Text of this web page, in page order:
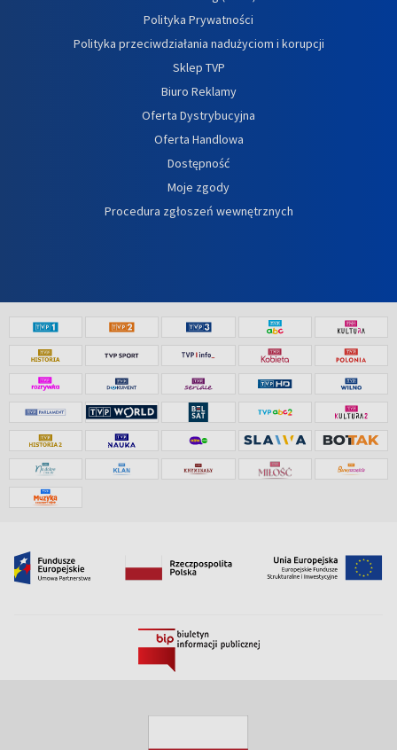
Polityka Prywatności
Polityka przeciwdziałania nadużyciom i korupcji
Sklep TVP
Biuro Reklamy
Oferta Dystrybucyjna
Oferta Handlowa
Dostępność
Moje zgody
Procedura zgłoszeń wewnętrznych